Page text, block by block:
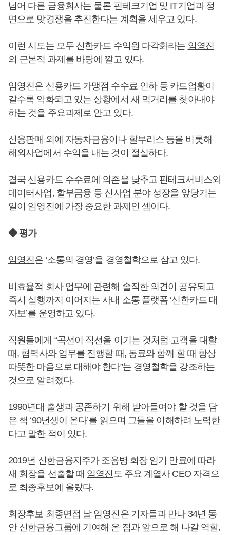
넘어 다른 금융회사는 물론 핀테크기업 및 IT기업과 정
면으로 맞경쟁을 추진한다는 계획을 세우고 있다.
이런 시도는 모두 신한카드 수익원 다각화라는 임영진
의 근본적 과제를 바탕에 깔고 있다.
임영진은 신용카드 가맹점 수수료 인하 등 카드업황이
갈수록 악화되고 있는 상황에서 새 먹거리를 찾아내야
하는 것을 주요과제로 안고 있다.
신용판매 외에 자동차금융이나 할부리스 등을 비롯해
해외사업에서 수익을 내는 것이 절실하다.
결국 신용카드 수수료에 의존을 낮추고 핀테크서비스와
데이터사업, 할부금융 등 신사업 분야 성장을 앞당기는
일이 임영진에 가장 중요한 과제인 셈이다.
◆ 평가
임영진은 ‘소통의 경영’을 경영철학으로 삼고 있다.
비효율적 회사 업무에 관련해 솔직한 의견이 공유되고
즉시 실행까지 이어지는 사내 소통 플랫폼 ‘신한카드 대
자보’를 운영하고 있다.
직원들에게 “곡선이 직선을 이기는 것처럼 고객을 대할
때, 협력사와 업무를 진행할 때, 동료와 함께 할 때 항상
따뜻한 마음으로 대해야 한다”는 경영철학을 강조하는
것으로 알려졌다.
1990년대 출생과 공존하기 위해 받아들여야 할 것을 담
은 책 ‘90년생이 온다’를 읽으며 그들을 이해하려 노력한
다고 말한 적이 있다.
2019년 신한금융지주가 조용병 회장 임기 만료에 따라
새 회장을 선출할 때 임영진도 주요 계열사 CEO 자격으
로 최종후보에 올랐다.
회장후보 최종면접 날 임영진은 기자들과 만나 34년 동
안 신한금융그룹에 기여해 온 점과 앞으로 해 나갈 역할,